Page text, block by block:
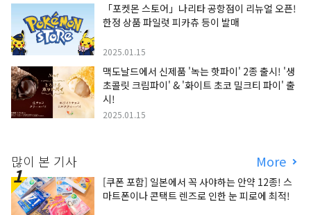
「포켓몬 스토어」나리타 공항점이 리뉴얼 오픈!
한정 상품 파일럿 피카츄 등이 발매
2025.01.15
맥도날드에서 신제품 '녹는 핫파이' 2종 출시! '생
초콜릿 크림파이' & '화이트 초코 밀크티 파이' 출
시!
2025.01.15
많이 본 기사 More
[쿠폰 포함] 일본에서 꼭 사야하는 안약 12종! 스
마트폰이나 콘택트 렌즈로 인한 눈 피로에 최적!